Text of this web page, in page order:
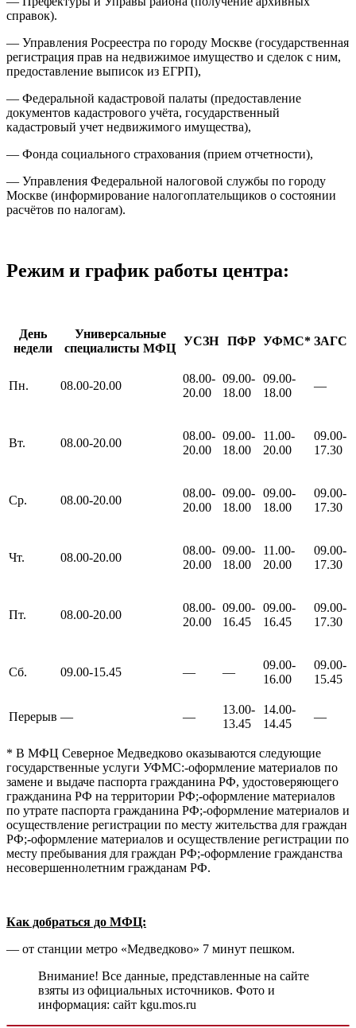
справок).
— Управления Росреестра по городу Москве (государственная
регистрация прав на недвижимое имущество и сделок с ним,
предоставление выписок из ЕГРП),
— Федеральной кадастровой палаты (предоставление
документов кадастрового учёта, государственный
кадастровый учет недвижимого имущества),
— Фонда социального страхования (прием отчетности),
— Управления Федеральной налоговой службы по городу
Москве (информирование налогоплательщиков о состоянии
расчётов по налогам).
Режим и график работы центра:
День
недели
Универсальные
специалисты МФЦ
УСЗН ПФР УФМС* ЗАГС
Пн. 08.00-20.00
08.00-
20.00
09.00-
18.00
09.00-
18.00
—
Вт. 08.00-20.00
08.00-
20.00
09.00-
18.00
11.00-
20.00
09.00-
17.30
Ср. 08.00-20.00
08.00-
20.00
09.00-
18.00
09.00-
18.00
09.00-
17.30
Чт. 08.00-20.00
08.00-
20.00
09.00-
18.00
11.00-
20.00
09.00-
17.30
Пт. 08.00-20.00
08.00-
20.00
09.00-
16.45
09.00-
16.45
09.00-
17.30
Сб. 09.00-15.45 — —
09.00-
16.00
09.00-
15.45
Перерыв — —
13.00-
13.45
14.00-
14.45
—
* В МФЦ Северное Медведково оказываются следующие
государственные услуги УФМС:-оформление материалов по
замене и выдаче паспорта гражданина РФ, удостоверяющего
гражданина РФ на территории РФ;-оформление материалов
по утрате паспорта гражданина РФ;-оформление материалов и
осуществление регистрации по месту жительства для граждан
РФ;-оформление материалов и осуществление регистрации по
месту пребывания для граждан РФ;-оформление гражданства
несовершеннолетним гражданам РФ.
Как добраться до МФЦ:
— от станции метро «Медведково» 7 минут пешком.
Внимание! Все данные, представленные на сайте
взяты из официальных источников. Фото и
информация: сайт kgu.mos.ru